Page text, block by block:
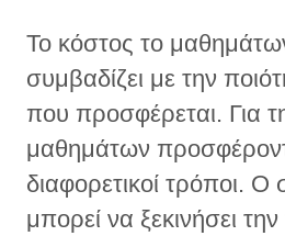
Το κόστος το
συμβαδίζει με την
που προσφέρεται. Για
μαθημάτων
διαφορετικοί τρόποι.
μπορεί να ξεκινήσει